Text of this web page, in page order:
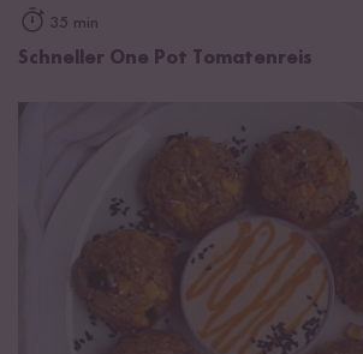
35 min
Schneller One Pot Tomatenreis